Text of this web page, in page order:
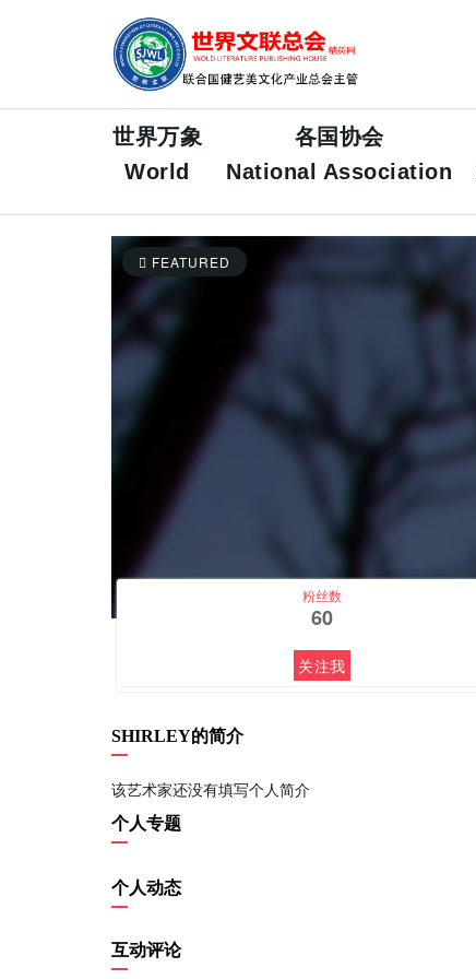
世界万象
World
各国协会
National Association
FEATURED
粉丝数
60
关注我
SHIRLEY的简介
该艺术家还没有填写个人简介
个人专题
个人动态
互动评论